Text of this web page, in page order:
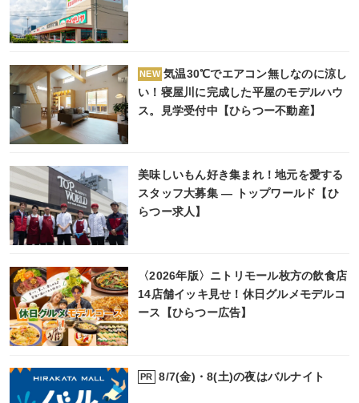
NEW 気温30℃でエアコン無しなのに涼し
い！寝屋川に完成した平屋のモデルハウ
ス。見学受付中【ひらつー不動産】
美味しいもん好き集まれ！地元を愛する
スタッフ大募集 ― トップワールド【ひ
らつー求人】
〈2026年版〉ニトリモール枚方の飲食店
14店舗イッキ見せ！休日グルメモデルコ
ース【ひらつー広告】
PR 8/7(金)・8(土)の夜はバルナイト